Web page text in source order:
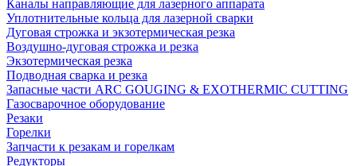
Каналы направляющие для лазерного аппарата
Уплотнительные кольца для лазерной сварки
Дуговая строжка и экзотермическая резка
Воздушно-дуговая строжка и резка
Экзотермическая резка
Подводная сварка и резка
Запасные части ARC GOUGING & EXOTHERMIC CUTTING
Газосварочное оборудование
Резаки
Горелки
Запчасти к резакам и горелкам
Редукторы